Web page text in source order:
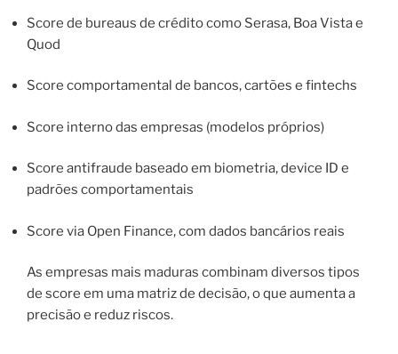
Score de bureaus de crédito como Serasa, Boa Vista e
Quod
Score comportamental de bancos, cartões e fintechs
Score interno das empresas (modelos próprios)
Score antifraude baseado em biometria, device ID e
padrões comportamentais
Score via Open Finance, com dados bancários reais
As empresas mais maduras combinam diversos tipos
de score em uma matriz de decisão, o que aumenta a
precisão e reduz riscos.